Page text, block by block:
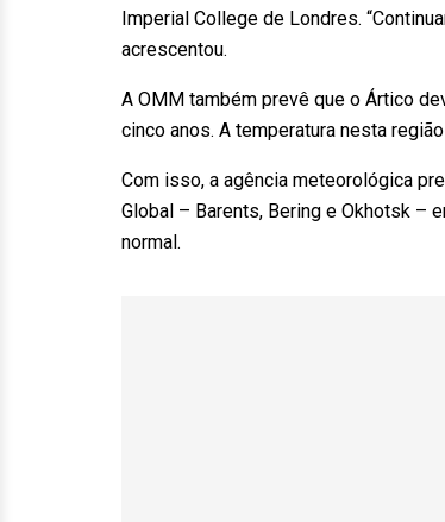
Imperial College de Londres.
acrescentou.
A OMM também prevê que o Ártico
cinco anos. A temperatura nesta
Com isso, a agência meteorológica
Global – Barents, Bering e Okhotsk –
normal.